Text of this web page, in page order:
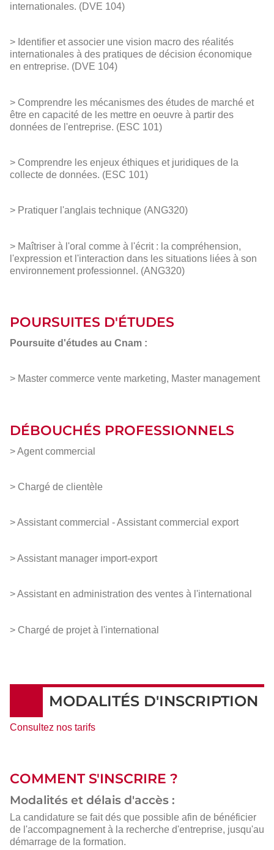
internationales. (DVE 104)
> Identifier et associer une vision macro des réalités
internationales à des pratiques de décision économique
en entreprise. (DVE 104)
> Comprendre les mécanismes des études de marché et
être en capacité de les mettre en oeuvre à partir des
données de l'entreprise. (ESC 101)
> Comprendre les enjeux éthiques et juridiques de la
collecte de données. (ESC 101)
> Pratiquer l'anglais technique (ANG320)
> Maîtriser à l'oral comme à l'écrit : la compréhension,
l'expression et l'interaction dans les situations liées à son
environnement professionnel. (ANG320)
POURSUITES D'ÉTUDES
Poursuite d'études au Cnam :
> Master commerce vente marketing, Master management
DÉBOUCHÉS PROFESSIONNELS
> Agent commercial
> Chargé de clientèle
> Assistant commercial - Assistant commercial export
> Assistant manager import-export
> Assistant en administration des ventes à l'international
> Chargé de projet à l'international
MODALITÉS D'INSCRIPTION
Consultez nos tarifs
COMMENT S'INSCRIRE ?
Modalités et délais d'accès :
La candidature se fait dés que possible afin de bénéficier
de l'accompagnement à la recherche d'entreprise, jusqu'au
démarrage de la formation.